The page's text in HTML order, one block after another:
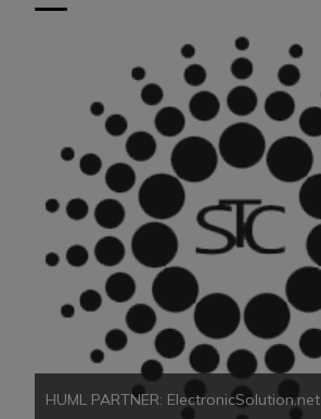
HUML PARTNER: ElectronicSolution.net